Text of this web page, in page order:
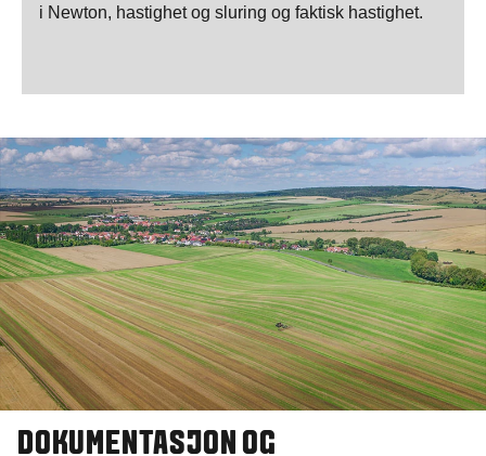
i Newton, hastighet og sluring og faktisk hastighet.
DOKUMENTASJON OG